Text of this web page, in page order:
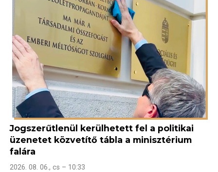
Jogszerűtlenül kerülhetett fel a politikai
üzenetet közvetítő tábla a minisztérium
falára
2026. 08. 06., cs – 10:33